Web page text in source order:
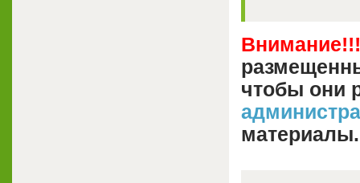
Внимание!!!
чтобы они
материалы.